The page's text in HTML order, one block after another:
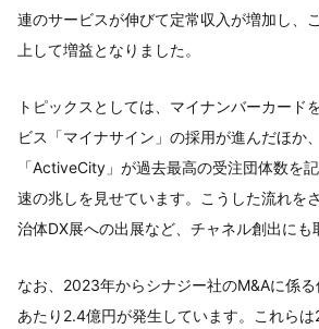
連のサービスが伸びて定常収入が増加し、
上して増益となりました。
トピックスとしては、マイナンバーカード
ビス「マイナサイン」の採用が進んだほか
「ActiveCity」が過去最高の受注団体数を
速の兆しを見せています。こうした流れを
治体DX展への出展など、チャネル創出にも
なお、2023年からシナジー社のM&Aに係
あたり2.4億円が発生しています。これらは